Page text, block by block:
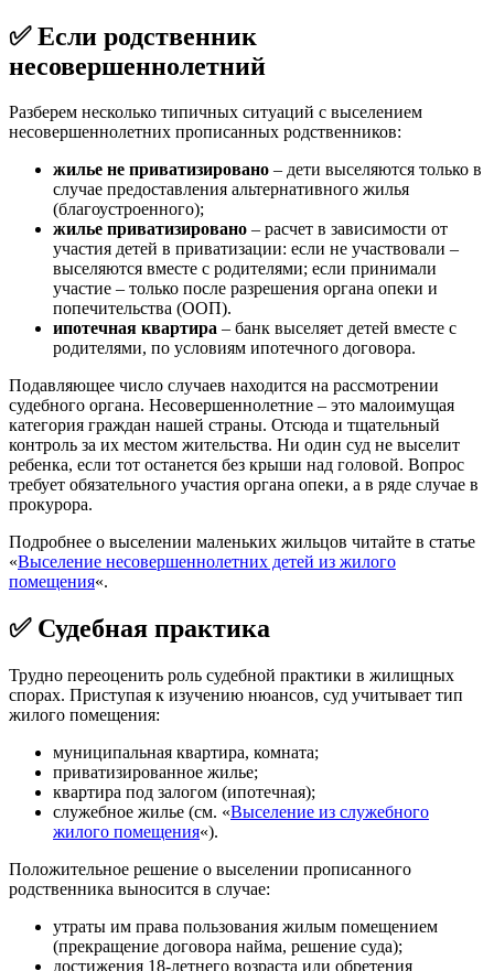
✅Если родственник
несовершеннолетний
Разберем несколько типичных ситуаций с выселением
несовершеннолетних прописанных родственников:
жилье не приватизировано – дети выселяются только в
случае предоставления альтернативного жилья
(благоустроенного);
жилье приватизировано – расчет в зависимости от
участия детей в приватизации: если не участвовали –
выселяются вместе с родителями; если принимали
участие – только после разрешения органа опеки и
попечительства (ООП).
ипотечная квартира – банк выселяет детей вместе с
родителями, по условиям ипотечного договора.
Подавляющее число случаев находится на рассмотрении
судебного органа. Несовершеннолетние – это малоимущая
категория граждан нашей страны. Отсюда и тщательный
контроль за их местом жительства. Ни один суд не выселит
ребенка, если тот останется без крыши над головой. Вопрос
требует обязательного участия органа опеки, а в ряде случае в
прокурора.
Подробнее о выселении маленьких жильцов читайте в статье
«Выселение несовершеннолетних детей из жилого
помещения«.
✅ Судебная практика
Трудно переоценить роль судебной практики в жилищных
спорах. Приступая к изучению нюансов, суд учитывает тип
жилого помещения:
муниципальная квартира, комната;
приватизированное жилье;
квартира под залогом (ипотечная);
служебное жилье (см. «Выселение из служебного
жилого помещения«).
Положительное решение о выселении прописанного
родственника выносится в случае:
утраты им права пользования жилым помещением
(прекращение договора найма, решение суда);
достижения 18-летнего возраста или обретения